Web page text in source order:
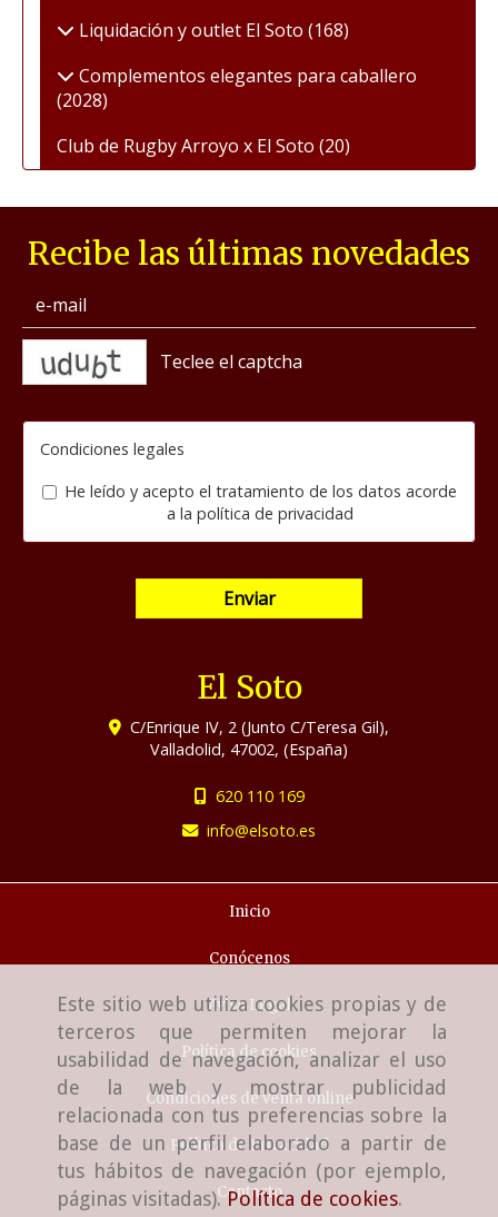
Este sitio web utiliza cookies propias y de
terceros que permiten mejorar la
usabilidad de navegación, analizar el uso
de la web y mostrar publicidad
relacionada con tus preferencias sobre la
base de un perfil elaborado a partir de
tus hábitos de navegación (por ejemplo,
páginas visitadas).Política de cookies.
Liquidación y outlet El Soto (168)
Complementos elegantes para caballero
(2028)
Club de Rugby Arroyo x El Soto (20)
Recibe las últimas novedades
Condiciones legales
He leído y acepto el tratamiento de los datos acorde
a la política de privacidad
Enviar
El Soto
C/Enrique IV, 2 (Junto C/Teresa Gil),
Valladolid, 47002, (España)
620 110 169
info
elsoto.es
Inicio
Conócenos
Aviso Legal
Política de cookies
Condiciones de venta online
Política de Privacidad
Contacto